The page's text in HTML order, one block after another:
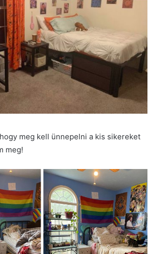
meg kell ünnepelni a kis sikereket
meg!